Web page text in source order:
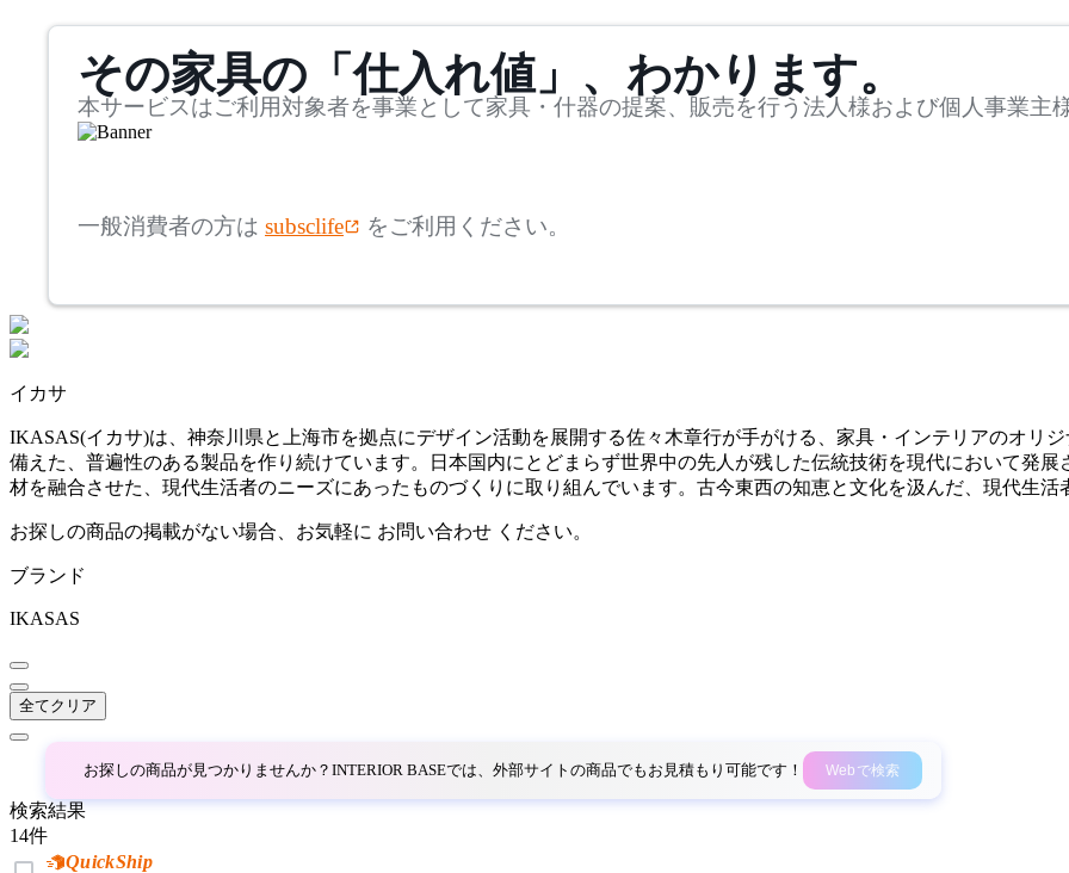
アダルトータルインテリ
アコレクション
アイネクス
アルナ
Andreu World
アンドリューワールド
mm
検索
~
~
mm
その家具の「仕入れ値」、わかります。
本サービスはご利用対象者を事業として家具・什器の提案、販売を行う法人様および個人事業主
一般消費者の方は subsclife をご利用ください。
イカサ
IKASAS(イカサ)は、神奈川県と上海市を拠点にデザイン活動を展開する佐々木章行が手がける、家具・インテリアのオリ
備えた、普遍性のある製品を作り続けています。日本国内にとどまらず世界中の先人が残した伝統技術を現代において発
材を融合させた、現代生活者のニーズにあったものづくりに取り組んでいます。古今東西の知恵と文化を汲んだ、現代生活
お探しの商品の掲載がない場合、お気軽に お問い合わせ ください。
ブランド
IKASAS
全てクリア
お探しの商品が見つかりませんか？INTERIOR BASEでは、外部サイトの商品でもお見積もり可能です！ Webで検索
検索結果
14件
QuickShip